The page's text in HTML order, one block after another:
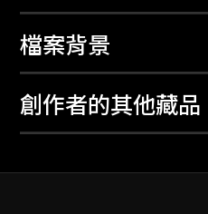
檔案背景
創作者的其他藏品